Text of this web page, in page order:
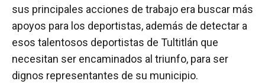
sus principales acciones de trabajo era buscar más
apoyos para los deportistas, además de detectar a
esos talentosos deportistas de Tultitlán que
necesitan ser encaminados al triunfo, para ser
dignos representantes de su municipio.